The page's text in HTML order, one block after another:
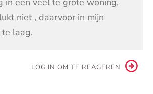
in een veel te grote woning,
niet , daarvoor in mijn
te laag.
LOG IN OM TE REAGEREN